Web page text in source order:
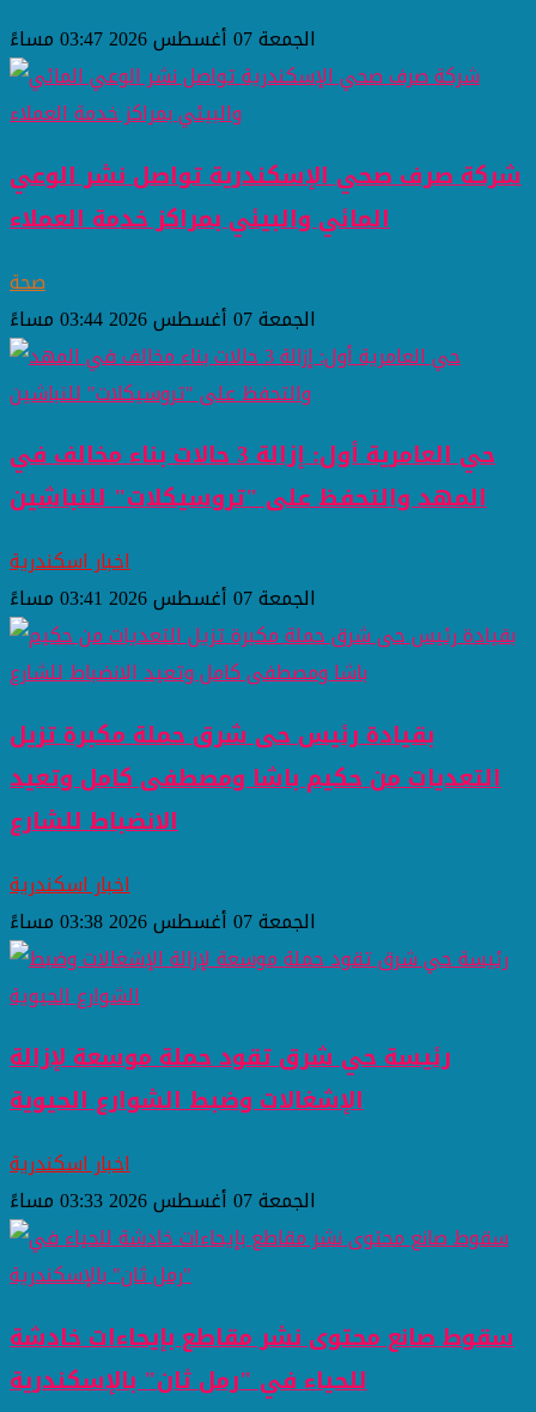
الجمعة 07 أغسطس 2026 03:47 مساءً
شركة صرف صحي الإسكندرية تواصل نشر الوعي
المائي والبيئي بمراكز خدمة العملاء
صحة
الجمعة 07 أغسطس 2026 03:44 مساءً
حي العامرية أول: إزالة 3 حالات بناء مخالف في
المهد والتحفظ على "تروسيكلات" للنباشين
اخبار اسكندرية
الجمعة 07 أغسطس 2026 03:41 مساءً
بقيادة رئيس حى شرق حملة مكبرة تزيل
التعديات من حكيم باشا ومصطفى كامل وتعيد
الانضباط للشارع
اخبار اسكندرية
الجمعة 07 أغسطس 2026 03:38 مساءً
رئيسة حي شرق تقود حملة موسعة لإزالة
الإشغالات وضبط الشوارع الحيوية
اخبار اسكندرية
الجمعة 07 أغسطس 2026 03:33 مساءً
سقوط صانع محتوى نشر مقاطع بإيحاءات خادشة
للحياء في "رمل ثان" بالإسكندرية